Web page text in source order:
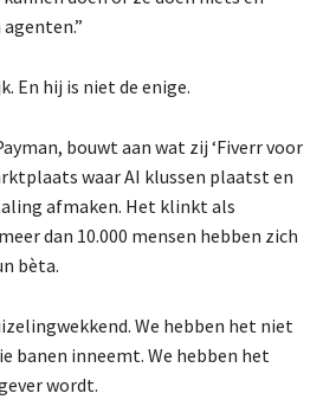
En hij is niet de enige.
bouwt aan wat zij ‘Fiverr voor
waar AI klussen plaatst en
afmaken. Het klinkt als
dan 10.000 mensen hebben zich
bèta.
We hebben het niet
banen inneemt. We hebben het
wordt.